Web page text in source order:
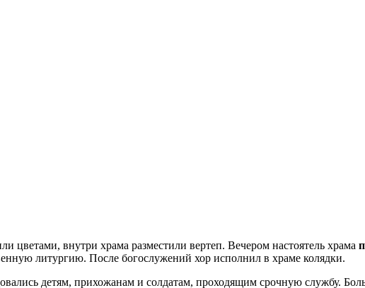
цветами, внутри храма разместили вертеп. Вечером настоятель храма
литургию. После богослужений хор исполнил в храме колядки.
детям, прихожанам и солдатам, проходящим срочную службу.